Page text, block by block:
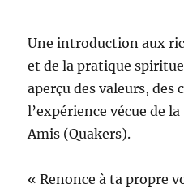
Une introduction aux
et de la pratique
aperçu des valeurs, des
l’expérience vécue de
Amis (Quakers).
« Renonce à ta propre